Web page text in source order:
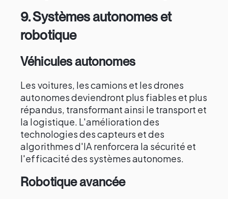
9.Systèmes autonomes et
robotique
Véhicules autonomes
Les voitures, les camions et les drones
autonomes deviendront plus fiables et plus
répandus, transformant ainsi le transport et
la logistique. L'amélioration des
technologies des capteurs et des
algorithmes d'IA renforcera la sécurité et
l'efficacité des systèmes autonomes.
Robotique avancée